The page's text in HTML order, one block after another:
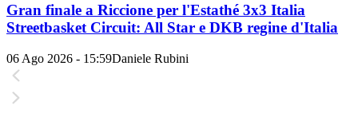
Gran finale a Riccione per l'Estathé 3x3 Italia
Streetbasket Circuit: All Star e DKB regine d'Italia
06 Ago 2026 - 15:59Daniele Rubini